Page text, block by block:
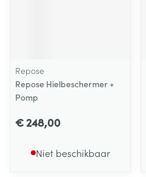
Repose
Repose Hielbeschermer +
Pomp
€ 248,00
Niet beschikbaar